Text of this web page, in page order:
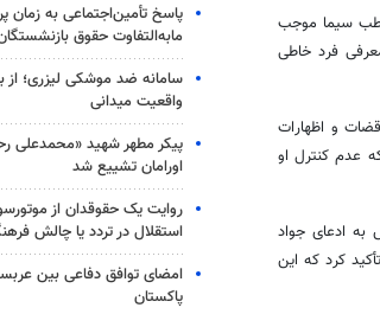
سیما موجب
فردخاطی
و اظهارات
عدم کنترل او
به ادعای جواد
کرد که این
پاسخ تأمین‌اجتماعی به زمان
مابه‌التفاوت حقوق
سامانه ضد موشکی لیزری؛ از
واقعیت میدانی
پیکر مطهر شهید «محمدعلی
اورامان تشییع شد
روایت یک حقوقدان از
استقلال در تردد یا چالش
امضای توافق دفاعی بین
پاکستان